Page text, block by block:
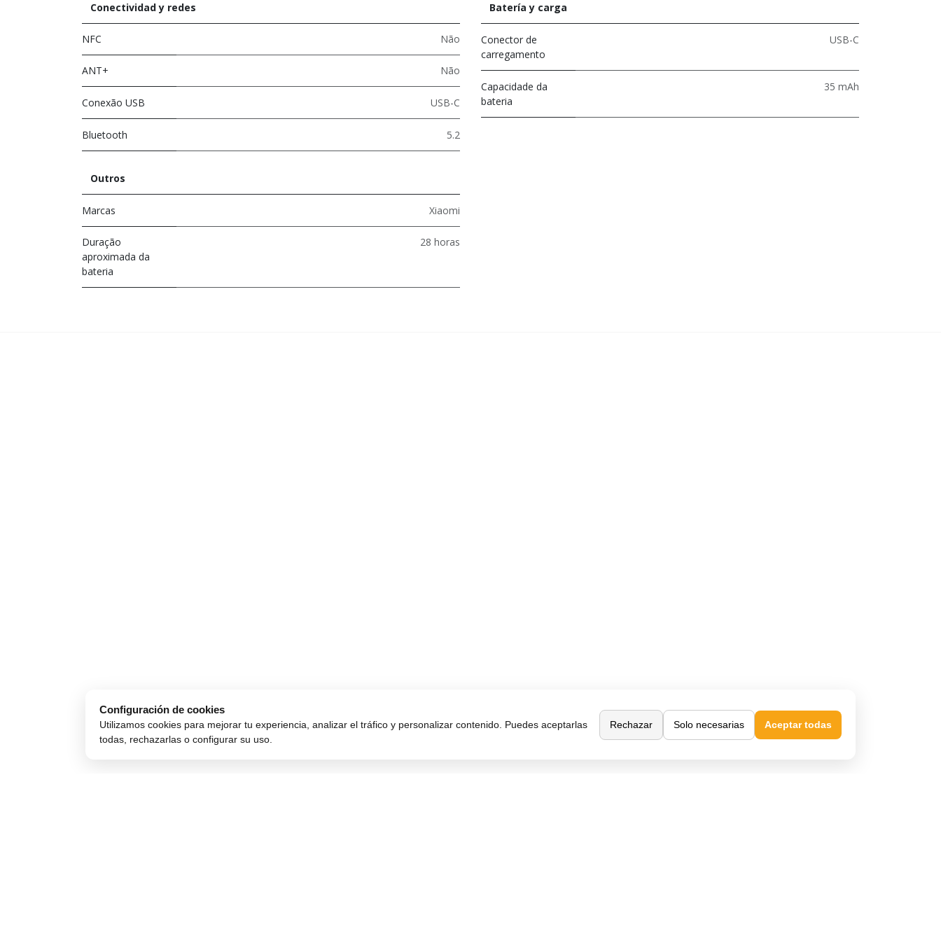
Conectividad y redes
NFC Não
ANT+ Não
Conexão USB USB-C
Bluetooth 5.2
Batería y carga
Conector de
carregamento
USB-C
Capacidade da
bateria
35 mAh
Outros
Marcas Xiaomi
Duração
aproximada da
bateria
28 horas
Configuración de cookies
Utilizamos cookies para mejorar tu experiencia, analizar el tráfico y personalizar contenido. Puedes aceptarlas
todas, rechazarlas o configurar su uso.
Rechazar Solo necesarias Aceptar todas